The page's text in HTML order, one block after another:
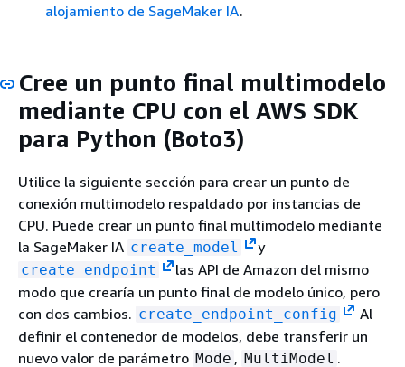
alojamiento de SageMaker IA.
Cree un punto final multimodelo
mediante CPU con el AWS SDK
para Python (Boto3)
Utilice la siguiente sección para crear un punto de
conexión multimodelo respaldado por instancias de
CPU. Puede crear un punto final multimodelo mediante
la SageMaker IA create_model y
create_endpoint
las API de Amazon del mismo
modo que crearía un punto final de modelo único, pero
con dos cambios. create_endpoint_config
Al
definir el contenedor de modelos, debe transferir un
nuevo valor de parámetro Mode , MultiModel .